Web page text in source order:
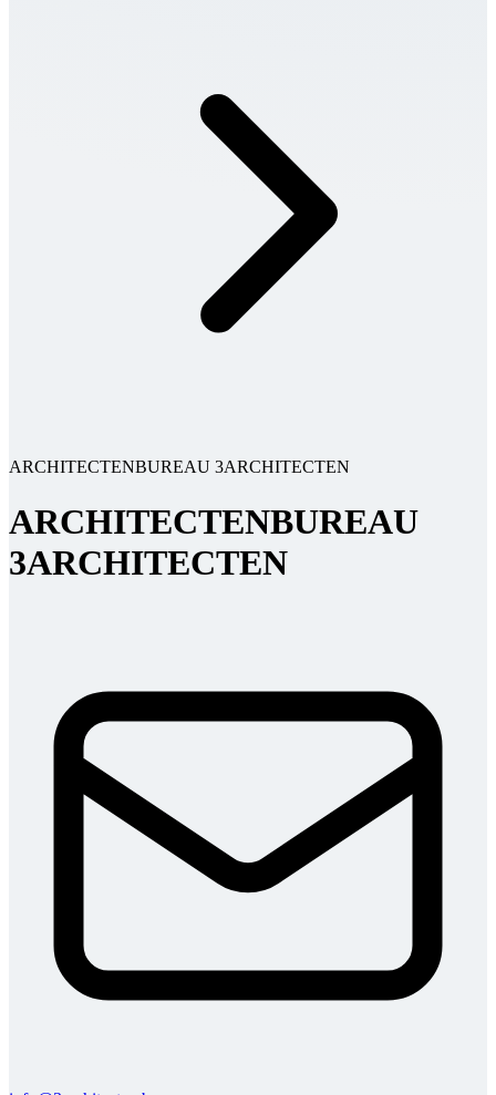
ARCHITECTENBUREAU 3ARCHITECTEN
ARCHITECTENBUREAU
3ARCHITECTEN